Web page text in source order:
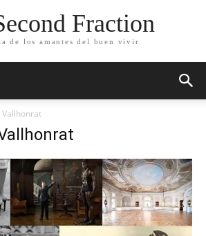
Fraction
de los amantes del buen vivir
Vallhonrat